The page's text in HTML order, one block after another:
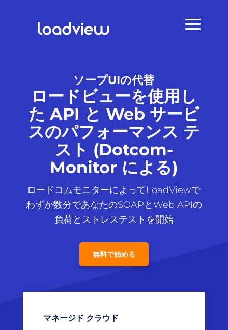
ソープUIの代替
ロードビューを使用し
た API と Web サービ
スのパフォーマンス テ
スト (Dotcom-
Monitor による)
ロードコムモニターによってLoadViewで
わずか数分であなたのSOAPとWeb APIの
負荷とストレステストを開始
無料で始める
マネージド クラウド